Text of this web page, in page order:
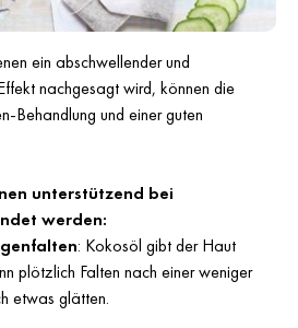
ein abschwellender und
nachgesagt wird, können die
Behandlung und einer guten
unterstützend bei
werden:
: Kokosöl gibt der Haut
plötzlich Falten nach einer weniger
etwas glätten.